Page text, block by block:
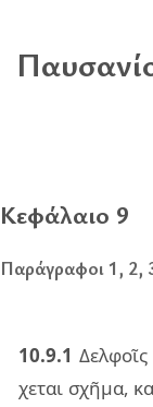
Κεφάλαιο 9
Παράγραφοι 1, 2,
10.9.1
χε­ται σχῆ­μα,